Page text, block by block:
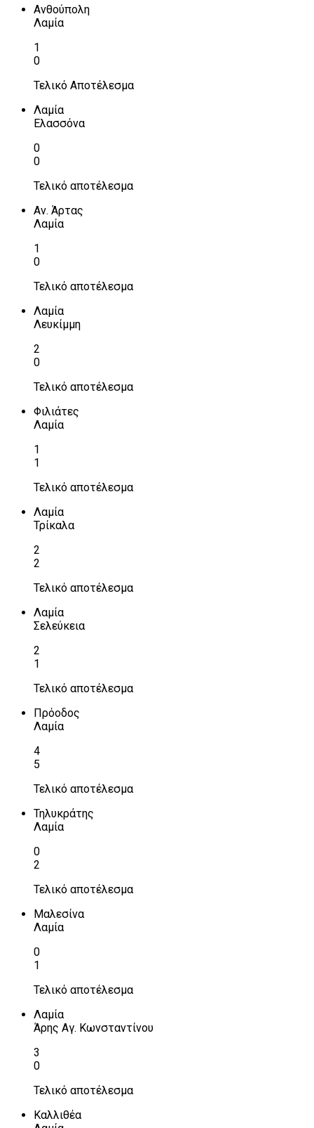
Ανθούπολη
Λαμία
1
0
Τελικό Αποτέλεσμα
Λαμία
Ελασσόνα
0
0
Τελικό αποτέλεσμα
Αν. Άρτας
Λαμία
1
0
Τελικό αποτέλεσμα
Λαμία
Λευκίμμη
2
0
Τελικό αποτέλεσμα
Φιλιάτες
Λαμία
1
1
Τελικό αποτέλεσμα
Λαμία
Τρίκαλα
2
2
Τελικό αποτέλεσμα
Λαμία
Σελεύκεια
2
1
Τελικό αποτέλεσμα
Πρόοδος
Λαμία
4
5
Τελικό αποτέλεσμα
Τηλυκράτης
Λαμία
0
2
Τελικό αποτέλεσμα
Μαλεσίνα
Λαμία
0
1
Τελικό αποτέλεσμα
Λαμία
Άρης Αγ. Κωνσταντίνου
3
0
Τελικό αποτέλεσμα
Καλλιθέα